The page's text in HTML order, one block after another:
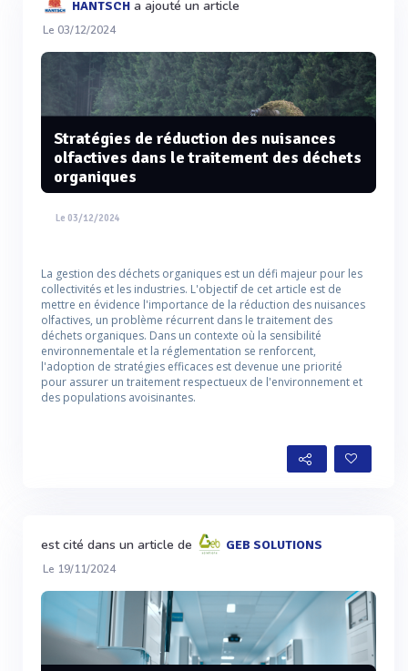
HANTSCH a ajouté un article
Le 03/12/2024
Stratégies de réduction des nuisances
olfactives dans le traitement des déchets
organiques
Le 03/12/2024
La gestion des déchets organiques est un défi majeur pour les
collectivités et les industries. L'objectif de cet article est de
mettre en évidence l'importance de la réduction des nuisances
olfactives, un problème récurrent dans le traitement des
déchets organiques. Dans un contexte où la sensibilité
environnementale et la réglementation se renforcent,
l'adoption de stratégies efficaces est devenue une priorité
pour assurer un traitement respectueux de l'environnement et
des populations avoisinantes.
est cité dans un article de GEB SOLUTIONS
Le 19/11/2024